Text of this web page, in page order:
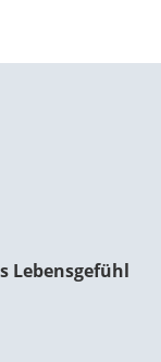
Lebensgefühl